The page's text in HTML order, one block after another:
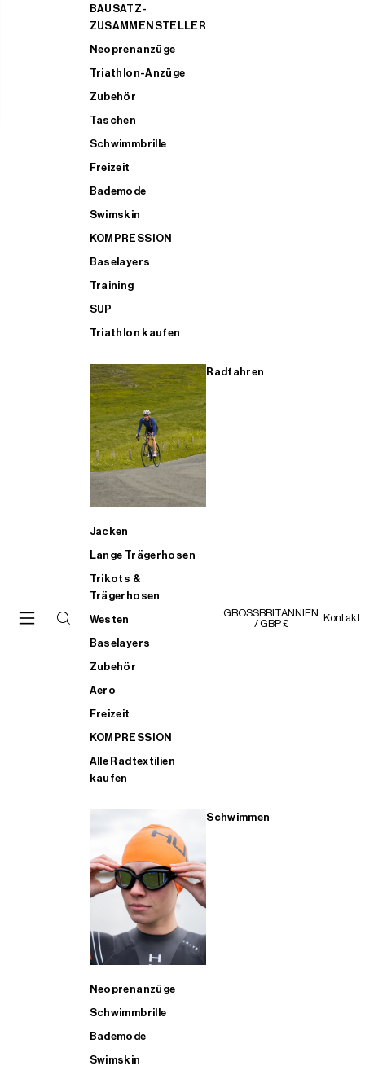
BAUSATZ-
ZUSAMMENSTELLER
Neoprenanzüge
Triathlon-Anzüge
Zubehör
Taschen
Schwimmbrille
Freizeit
Bademode
Swimskin
KOMPRESSION
Baselayers
Training
SUP
Triathlon kaufen
Radfahren
Jacken
Lange Trägerhosen
Trikots &
Trägerhosen
Westen
Baselayers
Zubehör
Aero
Freizeit
KOMPRESSION
Alle Radtextilien
kaufen
Schwimmen
Neoprenanzüge
Schwimmbrille
Bademode
Swimskin
GROSSBRITANNIEN
/ GBP £
Kontakt